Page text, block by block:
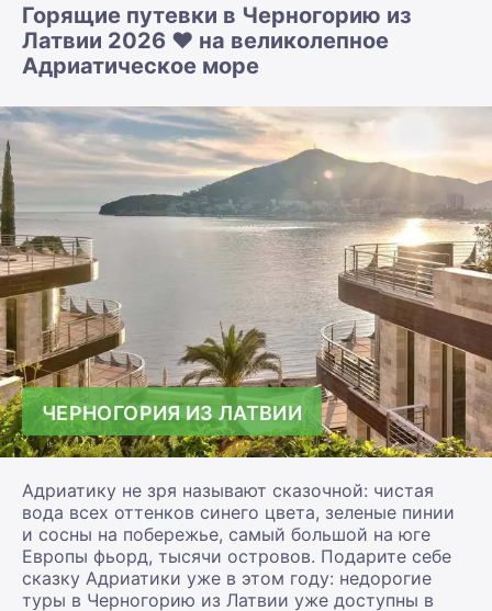
Горящие путевки в Черногорию из
Латвии 2026 ❤️ на великолепное
Адриатическое море
ЧЕРНОГОРИЯ ИЗ ЛАТВИИ
Адриатику не зря называют сказочной: чистая
вода всех оттенков синего цвета, зеленые пинии
и сосны на побережье, самый большой на юге
Европы фьорд, тысячи островов. Подарите себе
сказку Адриатики уже в этом году: недорогие
туры в Черногорию из Латвии уже доступны в